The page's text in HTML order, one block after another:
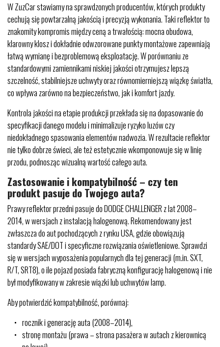
W ZuzCar stawiamy na sprawdzonych producentów, których produkty
cechują się powtarzalną jakością i precyzją wykonania. Taki reflektor to
znakomity kompromis między ceną a trwałością: mocna obudowa,
klarowny klosz i dokładnie odwzorowane punkty montażowe zapewniają
łatwą wymianę i bezproblemową eksploatację. W porównaniu ze
standardowymi zamiennikami niskiej jakości otrzymujesz lepszą
szczelność, stabilniejsze uchwyty oraz równomierniejszą wiązkę światła,
co wpływa zarówno na bezpieczeństwo, jak i komfort jazdy.
Kontrola jakości na etapie produkcji przekłada się na dopasowanie do
specyfikacji danego modelu i minimalizuje ryzyko luzów czy
niedokładnego spasowania elementów nadwozia. W rezultacie reflektor
nie tylko dobrze świeci, ale też estetycznie wkomponowuje się w linię
przodu, podnosząc wizualną wartość całego auta.
Zastosowanie i kompatybilność – czy ten
produkt pasuje do Twojego auta?
Prawy reflektor przedni pasuje do DODGE CHALLENGER z lat 2008–
2014, w wersjach z instalacją halogenową. Rekomendowany jest
zwłaszcza do aut pochodzących z rynku USA, gdzie obowiązują
standardy SAE/DOT i specyficzne rozwiązania oświetleniowe. Sprawdzi
się w wersjach wyposażenia popularnych dla tej generacji (m.in. SXT,
R/T, SRT8), o ile pojazd posiada fabryczną konfigurację halogenową i nie
był modyfikowany w zakresie wiązki lub uchwytów lamp.
Aby potwierdzić kompatybilność, porównaj:
rocznik i generację auta (2008–2014),
stronę montażu (prawa – strona pasażera w autach z kierownicą